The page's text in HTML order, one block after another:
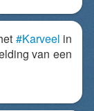
#Karveel in
van een